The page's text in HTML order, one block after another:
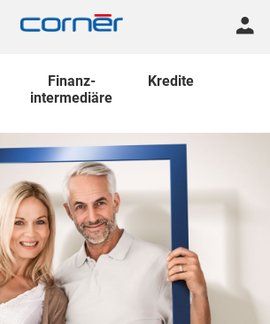
Finanz-
intermediäre
Kredite